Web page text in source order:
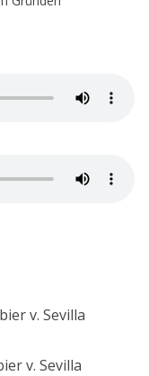
v. Sevilla
v. Sevilla